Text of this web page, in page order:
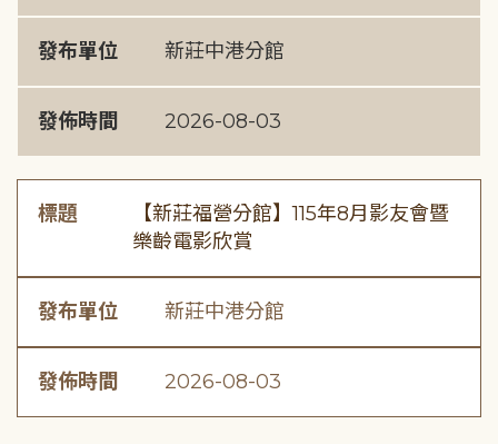
發布單位 新莊中港分館
發佈時間 2026-08-03
標題
【新莊福營分館】115年8月影友會暨
樂齡電影欣賞
發布單位 新莊中港分館
發佈時間 2026-08-03